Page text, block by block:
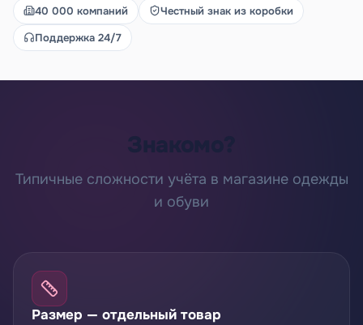
40 000 компаний
Честный знак из коробки
Поддержка 24/7
Знакомо?
Типичные сложности учёта в магазине одежды
и обуви
Размер — отдельный товар